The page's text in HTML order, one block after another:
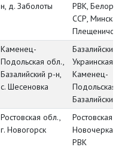
н, д. Заболоты
РВК,
ССР, Минская
Плещеничский
Каменец-
Подольская обл.,
Базалийский р-н,
с. Шесеновка
Базалийский
Украинская ССР,
Каменец-
Подольская
Базалийский р-н
Ростовская обл.,
г. Новогорск
Ростовская обл.,
Новочеркасский
РВК